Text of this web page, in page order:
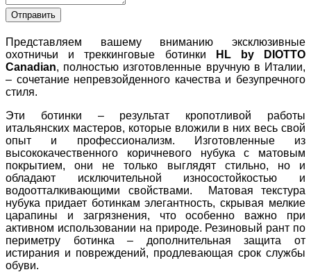
Представляем вашему вниманию эксклюзивные
охотничьи и треккинговые ботинки
HL by DIOTTO
Canadian, полностью изготовленные вручную в Италии,
– сочетание непревзойденного качества и безупречного
стиля.
Эти ботинки – результат кропотливой работы
итальянских мастеров, которые вложили в них весь свой
опыт и профессионализм. Изготовленные из
высококачественного коричневого нубука с матовым
покрытием, они не только выглядят стильно, но и
обладают исключительной износостойкостью и
водоотталкивающими свойствами. Матовая текстура
нубука придает ботинкам элегантность, скрывая мелкие
царапины и загрязнения, что особенно важно при
активном использовании на природе. Резиновый рант по
периметру ботинка – дополнительная защита от
истирания и повреждений, продлевающая срок службы
обуви.